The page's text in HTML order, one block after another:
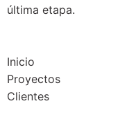
última etapa.
Inicio
Proyectos
Clientes